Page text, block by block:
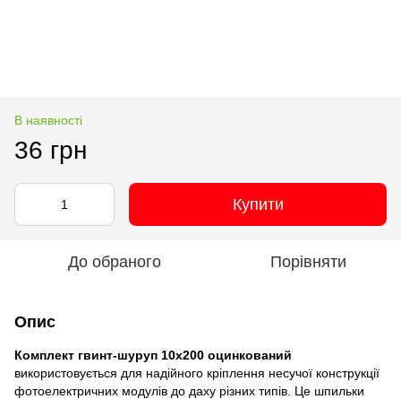
В наявності
36 грн
Купити
До обраного Порівняти
Опис
Комплект гвинт-шуруп 10х200 оцинкований
використовується для надійного кріплення несучої конструкції
фотоелектричних модулів до даху різних типів. Це шпильки